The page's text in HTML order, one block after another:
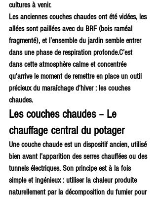
cultures à venir.
Les anciennes couches chaudes ont été vidées, les
allées sont paillées avec du BRF (bois raméal
fragmenté), et l’ensemble du jardin semble entrer
dans une phase de respiration profonde.C’est
dans cette atmosphère calme et concentrée
qu’arrive le moment de remettre en place un outil
précieux du maraîchage d’hiver : les couches
chaudes.
Les couches chaudes – Le
chauffage central du potager
Une couche chaude est un dispositif ancien, utilisé
bien avant l’apparition des serres chauffées ou des
tunnels électriques. Son principe est à la fois
simple et ingénieux : utiliser la chaleur produite
naturellement par la décomposition du fumier pour